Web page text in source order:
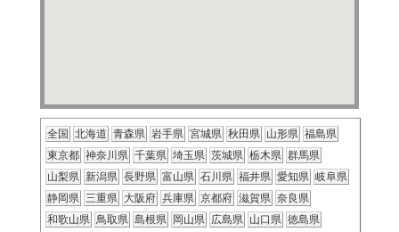
全国 北海道 青森県 岩手県 宮城県 秋田県 山形県 福島県
東京都 神奈川県 千葉県 埼玉県 茨城県 栃木県 群馬県
山梨県 新潟県 長野県 富山県 石川県 福井県 愛知県 岐阜県
静岡県 三重県 大阪府 兵庫県 京都府 滋賀県 奈良県
和歌山県 鳥取県 島根県 岡山県 広島県 山口県 徳島県